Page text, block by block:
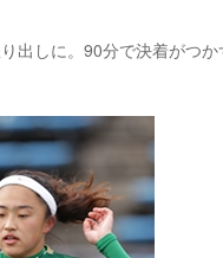
出しに。90分で決着がつか